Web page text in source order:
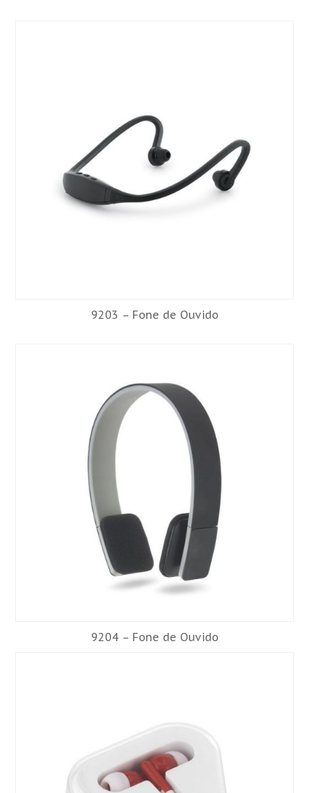
9203 – Fone de Ouvido
9204 – Fone de Ouvido